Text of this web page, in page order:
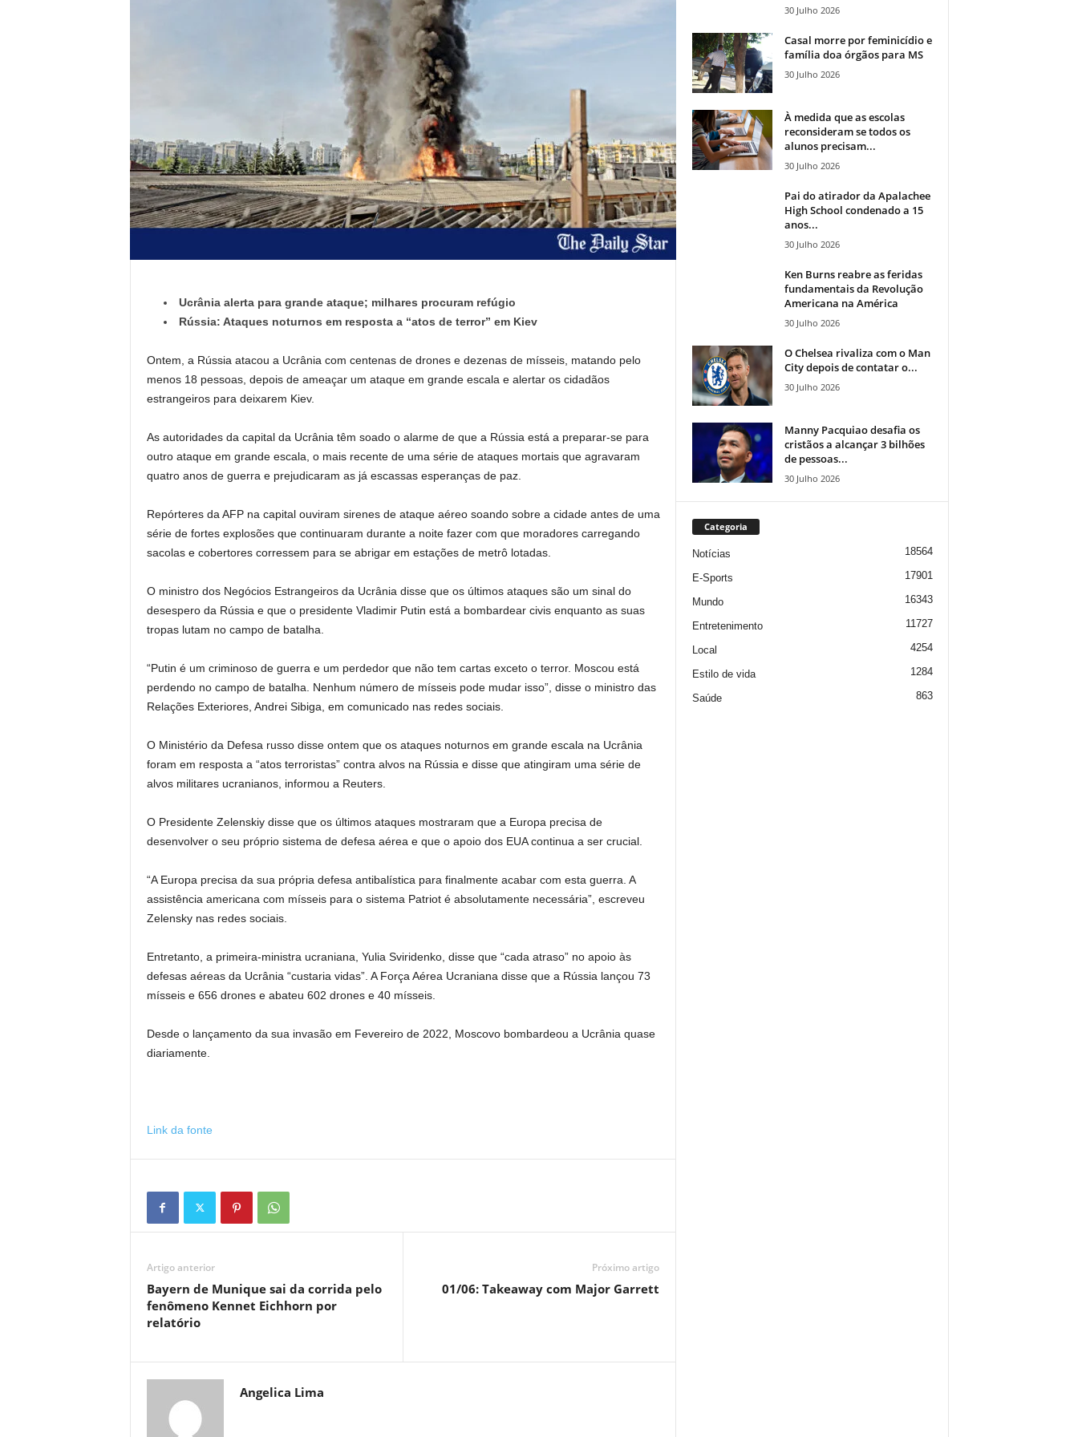
Ucrânia alerta para grande ataque; milhares procuram refúgio
Rússia: Ataques noturnos em resposta a “atos de terror” em Kiev
Ontem, a Rússia atacou a Ucrânia com centenas de drones e dezenas de mísseis, matando pelo
menos 18 pessoas, depois de ameaçar um ataque em grande escala e alertar os cidadãos
estrangeiros para deixarem Kiev.
As autoridades da capital da Ucrânia têm soado o alarme de que a Rússia está a preparar-se para
outro ataque em grande escala, o mais recente de uma série de ataques mortais que agravaram
quatro anos de guerra e prejudicaram as já escassas esperanças de paz.
Repórteres da AFP na capital ouviram sirenes de ataque aéreo soando sobre a cidade antes de uma
série de fortes explosões que continuaram durante a noite fazer com que moradores carregando
sacolas e cobertores corressem para se abrigar em estações de metrô lotadas.
O ministro dos Negócios Estrangeiros da Ucrânia disse que os últimos ataques são um sinal do
desespero da Rússia e que o presidente Vladimir Putin está a bombardear civis enquanto as suas
tropas lutam no campo de batalha.
“Putin é um criminoso de guerra e um perdedor que não tem cartas exceto o terror. Moscou está
perdendo no campo de batalha. Nenhum número de mísseis pode mudar isso”, disse o ministro das
Relações Exteriores, Andrei Sibiga, em comunicado nas redes sociais.
O Ministério da Defesa russo disse ontem que os ataques noturnos em grande escala na Ucrânia
foram em resposta a “atos terroristas” contra alvos na Rússia e disse que atingiram uma série de
alvos militares ucranianos, informou a Reuters.
O Presidente Zelenskiy disse que os últimos ataques mostraram que a Europa precisa de
desenvolver o seu próprio sistema de defesa aérea e que o apoio dos EUA continua a ser crucial.
“A Europa precisa da sua própria defesa antibalística para finalmente acabar com esta guerra. A
assistência americana com mísseis para o sistema Patriot é absolutamente necessária”, escreveu
Zelensky nas redes sociais.
Entretanto, a primeira-ministra ucraniana, Yulia Sviridenko, disse que “cada atraso” no apoio às
defesas aéreas da Ucrânia “custaria vidas”. A Força Aérea Ucraniana disse que a Rússia lançou 73
mísseis e 656 drones e abateu 602 drones e 40 mísseis.
Desde o lançamento da sua invasão em Fevereiro de 2022, Moscovo bombardeou a Ucrânia quase
diariamente.
Link da fonte
Artigo anterior
Bayern de Munique sai da corrida pelo
fenômeno Kennet Eichhorn por
relatório
Próximo artigo
01/06: Takeaway com Major Garrett
Angelica Lima
30 Julho 2026
Casal morre por feminicídio e
família doa órgãos para MS
30 Julho 2026
À medida que as escolas
reconsideram se todos os
alunos precisam...
30 Julho 2026
Pai do atirador da Apalachee
High School condenado a 15
anos...
30 Julho 2026
Ken Burns reabre as feridas
fundamentais da Revolução
Americana na América
30 Julho 2026
O Chelsea rivaliza com o Man
City depois de contatar o...
30 Julho 2026
Manny Pacquiao desafia os
cristãos a alcançar 3 bilhões
de pessoas...
30 Julho 2026
Categoria
Notícias 18564
E-Sports 17901
Mundo 16343
Entretenimento 11727
Local 4254
Estilo de vida 1284
Saúde 863